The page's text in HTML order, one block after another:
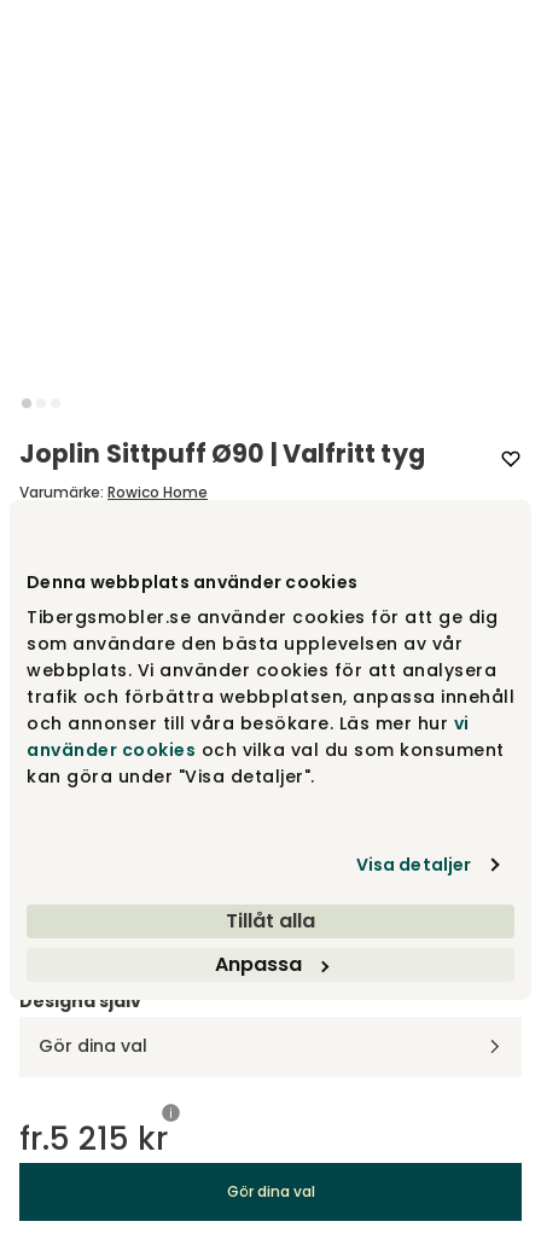
Denna webbplats använder cookies
Tibergsmobler.se använder cookies för att ge dig
som användare den bästa upplevelsen av vår
webbplats. Vi använder cookies för att analysera
trafik och förbättra webbplatsen, anpassa innehåll
och annonser till våra besökare. Läs mer hur vi
använder cookies och vilka val du som konsument
kan göra under "Visa detaljer".
Visa detaljer
Tillåt alla
Anpassa
Joplin Sittpuff Ø90 | Valfritt tyg
Varumärke: Rowico Home
Ø90 cm fr.
Ø70 cm fr.3 835 kr
Designa själv
Gör dina val
fr.5 215 kr
Gör dina val